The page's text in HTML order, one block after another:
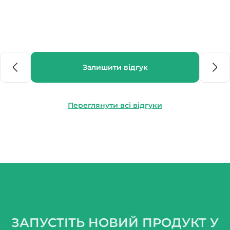
Залишити відгук
Переглянути всі відгуки
ЗАПУСТІТЬ НОВИЙ ПРОДУКТ У